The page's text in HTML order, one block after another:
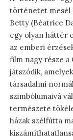
történetet mesél
Betty (Béatrice
egy olyan háttér
az emberi
film nagy része a
játszódik,
társadalmi
szimbólumaivá
természete
házak szélfútta